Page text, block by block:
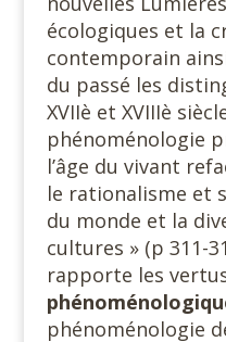
écologiques et la
contemporain
du passé les
XVIIè et XVIIIè
phénoménologie
l’âge du vivant
le rationalisme et
du monde et la
cultures » (p 311-
rapporte les
phénoménologie